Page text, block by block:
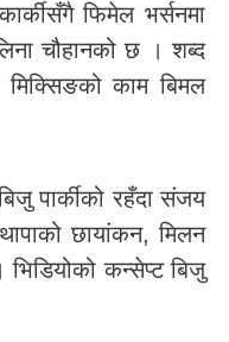
फिमेल भर्सनमा
चौहानको छ । शब्द
काम बिमल
पार्कीको रहँदा संजय
छायांकन, मिलन
भिडियोको कन्सेप्ट बिजु